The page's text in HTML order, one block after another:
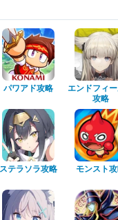
パワアド攻略
エンドフィ
攻略
ステラソラ攻略 モンスト